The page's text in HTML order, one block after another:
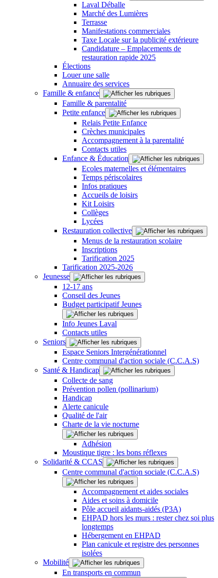
Laval Déballe
Marché des Lumières
Terrasse
Manifestations commerciales
Taxe Locale sur la publicité extérieure
Candidature – Emplacements de
restauration rapide 2025
Élections
Louer une salle
Annuaire des services
Famille & enfance
Famille & parentalité
Petite enfance
Relais Petite Enfance
Crèches municipales
Accompagnement à la parentalité
Contacts utiles
Enfance & Éducation
Ecoles maternelles et élémentaires
Temps périscolaires
Infos pratiques
Accueils de loisirs
Kit Loisirs
Collèges
Lycées
Restauration collective
Menus de la restauration scolaire
Inscriptions
Tarification 2025
Tarification 2025-2026
Jeunesse
12-17 ans
Conseil des Jeunes
Budget participatif Jeunes
Info Jeunes Laval
Contacts utiles
Seniors
Espace Seniors Intergénérationnel
Centre communal d'action sociale (C.C.A.S)
Santé & Handicap
Collecte de sang
Prévention pollen (pollinarium)
Handicap
Alerte canicule
Qualité de l'air
Charte de la vie nocturne
Adhésion
Moustique tigre : les bons réflexes
Solidarité & CCAS
Centre communal d'action sociale (C.C.A.S)
Accompagnement et aides sociales
Aides et soins à domicile
Pôle accueil aidants-aidés (P3A)
EHPAD hors les murs : rester chez soi plus
longtemps
Hébergement en EHPAD
Plan canicule et registre des personnes
isolées
Mobilité
En transports en commun